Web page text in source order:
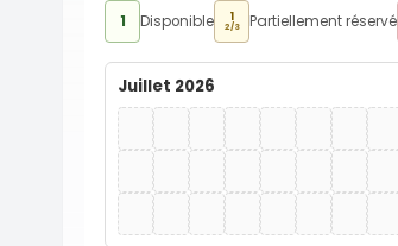
1 Disponible 1
2/3 Partiellement réservé
Juillet 2026